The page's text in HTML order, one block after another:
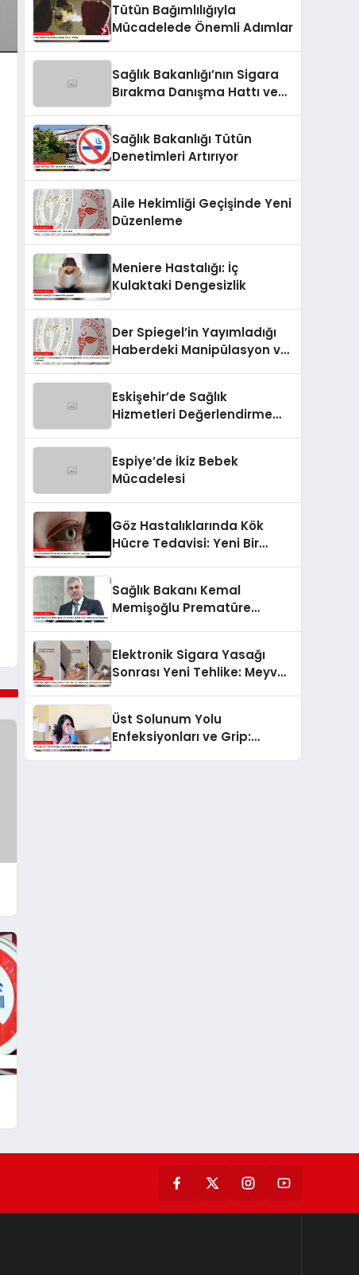
Tütün Bağımlılığıyla
Mücadelede Önemli Adımlar
Sağlık Bakanlığı’nın Sigara
Bırakma Danışma Hattı ve
Sağlık Bakanlığı Tütün
Denetimleri Artırıyor
Aile Hekimliği Geçişinde Yeni
Düzenleme
Meniere Hastalığı: İç
Kulaktaki Dengesizlik
Der Spiegel’in Yayımladığı
Haberdeki Manipülasyon ve
Eskişehir’de Sağlık
Hizmetleri Değerlendirme
Espiye’de İkiz Bebek
Mücadelesi
Göz Hastalıklarında Kök
Hücre Tedavisi: Yeni Bir
Sağlık Bakanı Kemal
Memişoğlu Prematüre
Elektronik Sigara Yasağı
Sonrası Yeni Tehlike: Meyve
Üst Solunum Yolu
Enfeksiyonları ve Grip: